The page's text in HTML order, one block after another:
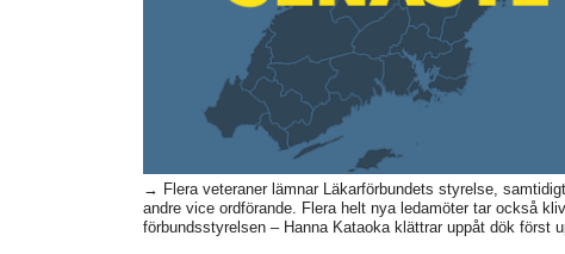
→ Flera veteraner lämnar Läkarförbundets styrelse,
andre vice ordförande. Flera helt nya ledamöter tar också
förbundsstyrelsen – Hanna Kataoka klättrar uppåt dök först